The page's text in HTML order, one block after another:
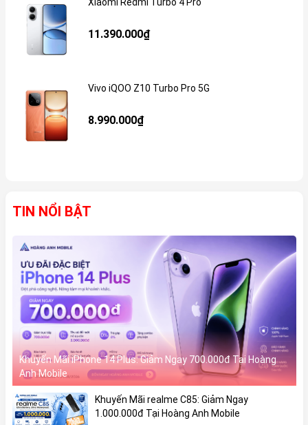
11.390.000₫
Vivo iQOO Z10 Turbo Pro 5G
8.990.000₫
TIN NỔI BẬT
Khuyến Mãi iPhone 14 Plus: Giảm Ngay 700.000đ Tại Hoàng
Anh Mobile
Khuyến Mãi realme C85: Giảm Ngay
1.000.000đ Tại Hoàng Anh Mobile